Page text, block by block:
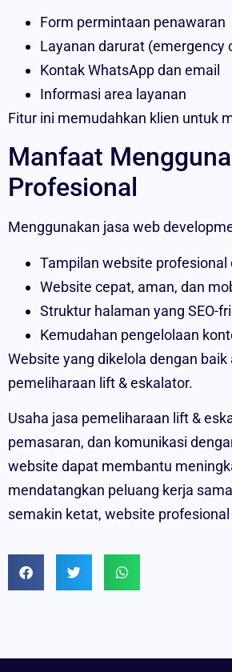
Form permintaan penawaran
Layanan darurat (emergency
Kontak WhatsApp dan email
Informasi area layanan
Fitur ini memudahkan klien untuk
Manfaat
Profesional
Menggunakan jasa web
Tampilan website
Website cepat, aman, dan
Struktur halaman yang SEO-
Kemudahan pengelolaan
Website yang dikelola dengan
pemeliharaan lift & eskalator.
Usaha jasa pemeliharaan lift &
pemasaran, dan komunikasi
website dapat membantu
mendatangkan peluang kerja
semakin ketat, website